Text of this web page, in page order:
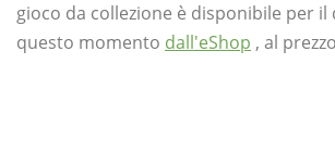
gioco da collezione è disponibile per il
questo momento dall'eShop , al